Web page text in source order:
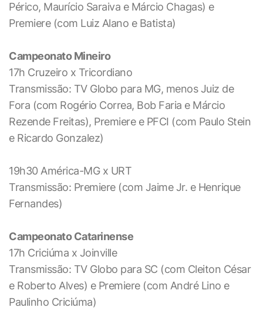
Périco, Maurício Saraiva e Márcio Chagas) e
Premiere (com Luiz Alano e Batista)
Campeonato Mineiro
17h Cruzeiro x Tricordiano
Transmissão: TV Globo para MG, menos Juiz de
Fora (com Rogério Correa, Bob Faria e Márcio
Rezende Freitas), Premiere e PFCI (com Paulo Stein
e Ricardo Gonzalez)
19h30 América-MG x URT
Transmissão: Premiere (com Jaime Jr. e Henrique
Fernandes)
Campeonato Catarinense
17h Criciúma x Joinville
Transmissão: TV Globo para SC (com Cleiton César
e Roberto Alves) e Premiere (com André Lino e
Paulinho Criciúma)